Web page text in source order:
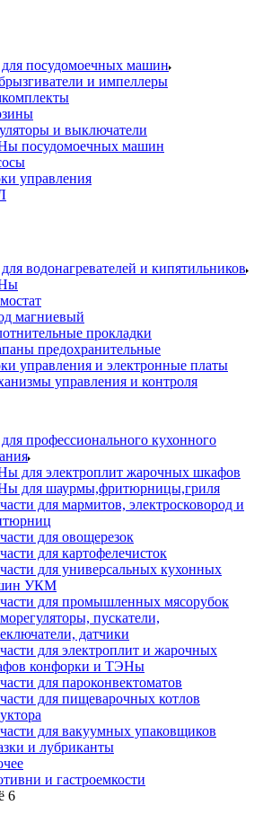
для посудомоечных машин
и импеллеры
и выключатели
посудомоечных машин
управления
водонагревателей и кипятильников
магниевый
прокладки
предохранительные
управления и электронные платы
управления и контроля
профессионального кухонного
для электроплит жарочных шкафов
для шаурмы,фритюрницы,гриля
для мармитов, электросковород и
для овощерезок
для картофелечисток
для универсальных кухонных
УКМ
для промышленных мясорубок
пускатели,
датчики
для электроплит и жарочных
конфорки и ТЭНы
для пароконвектоматов
для пищеварочных котлов
для вакуумных упаковщиков
и лубриканты
и гастроемкости
6